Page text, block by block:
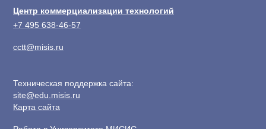
Центр коммерциализации технологий
+7 495 638-46-57
cctt@misis.ru
Техническая поддержка сайта:
site@edu.misis.ru
Карта сайта